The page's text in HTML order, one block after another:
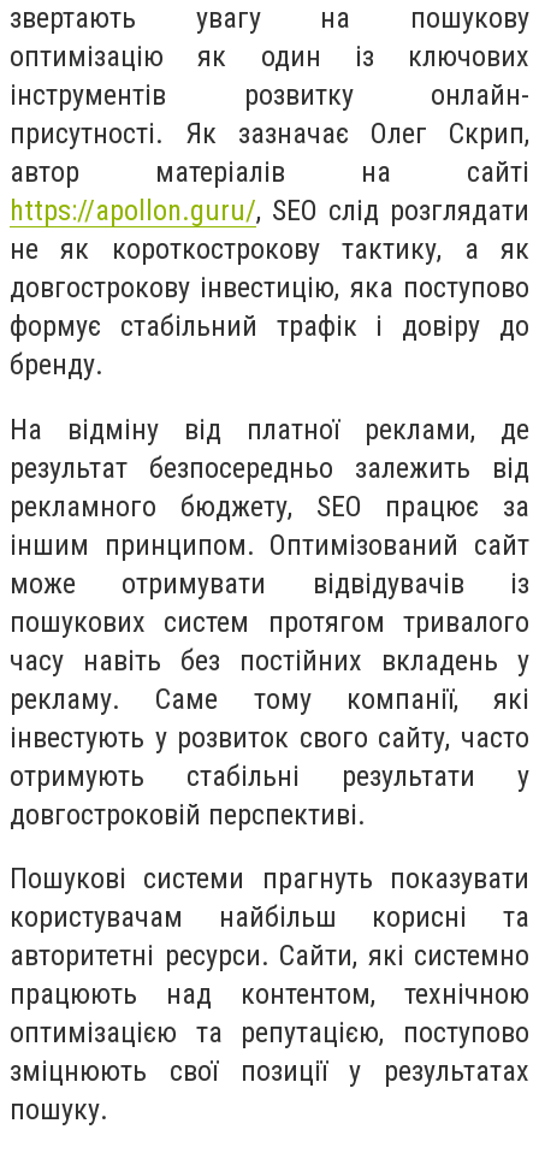
звертають увагу на пошукову
оптимізацію як один із ключових
інструментів розвитку онлайн-
присутності. Як зазначає Олег Скрип,
автор матеріалів на сайті
https://apollon.guru/, SEO слід розглядати
не як короткострокову тактику, а як
довгострокову інвестицію, яка поступово
формує стабільний трафік і довіру до
бренду.
На відміну від платної реклами, де
результат безпосередньо залежить від
рекламного бюджету, SEO працює за
іншим принципом. Оптимізований сайт
може отримувати відвідувачів із
пошукових систем протягом тривалого
часу навіть без постійних вкладень у
рекламу. Саме тому компанії, які
інвестують у розвиток свого сайту, часто
отримують стабільні результати у
довгостроковій перспективі.
Пошукові системи прагнуть показувати
користувачам найбільш корисні та
авторитетні ресурси. Сайти, які системно
працюють над контентом, технічною
оптимізацією та репутацією, поступово
зміцнюють свої позиції у результатах
пошуку.